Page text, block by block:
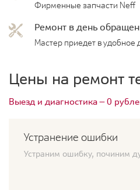
Фирменные запчасти Neff
Ремонт в день
Мастер приедет в удобное
Цены на ремонт
Выезд и диагностика — 0
Устранение ошибки
Устраним ошибку, починим